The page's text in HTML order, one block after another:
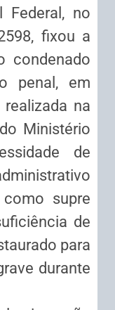
Federal, no
fixou a
condenado
penal, em
na
Ministério
de
supre
de
para
durante